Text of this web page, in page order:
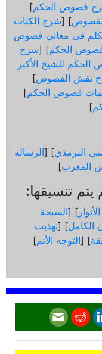
فصوص الحكم]
] [شرح الكتاب
في معاني فصوص
الحكم] [شرح
للشيخ الأكبر
نقش الفصوص]
فصوص الحكم]
]
الترمذي] [الرسالة
المغرب]
تنسيقها:
] [السبجة
الكامل] [تهذيب
] [التوجه الأتم]